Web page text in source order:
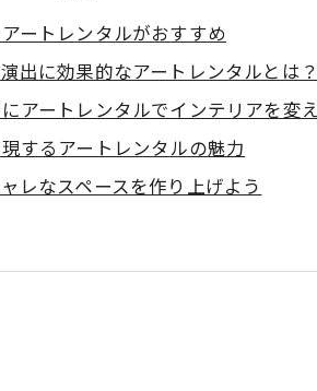
ートレンタルがおすすめ
出に効果的なアートレンタルとは？
アートレンタルでインテリアを変
するアートレンタルの魅力
レなスペースを作り上げよう